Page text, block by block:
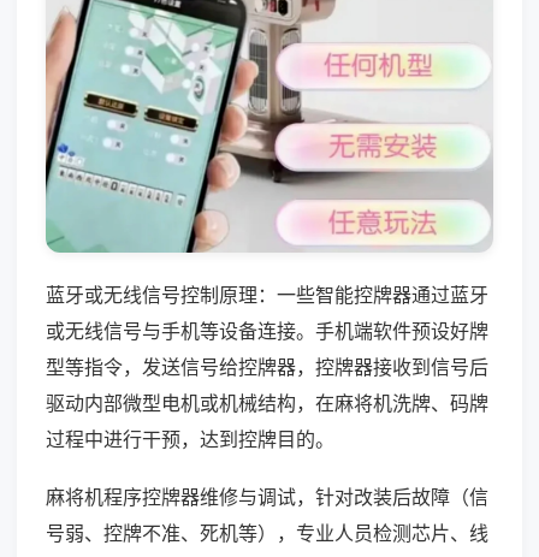
蓝牙或无线信号控制原理：一些智能控牌器通过蓝牙
或无线信号与手机等设备连接。手机端软件预设好牌
型等指令，发送信号给控牌器，控牌器接收到信号后
驱动内部微型电机或机械结构，在麻将机洗牌、码牌
过程中进行干预，达到控牌目的。
麻将机程序控牌器维修与调试，针对改装后故障（信
号弱、控牌不准、死机等），专业人员检测芯片、线